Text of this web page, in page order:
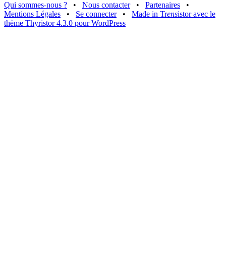
Qui sommes-nous ? • Nous contacter • Partenaires
•
Mentions Légales
• Se connecter • Made in Trensistor avec le
thème Thyristor 4.3.0 pour WordPress